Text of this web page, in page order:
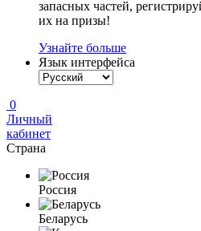
запасных частей,
их на призы!
Узнайте больше
Язык интерфейса
0
Личный
кабинет
Страна
Россия
Беларусь